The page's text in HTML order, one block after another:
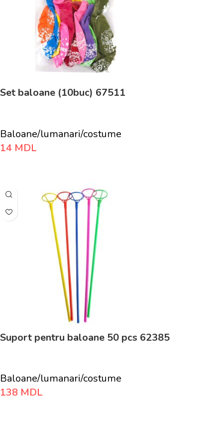
Set baloane (10buc) 67511
Baloane/lumanari/costume
14 MDL
Suport pentru baloane 50 pcs 62385
Baloane/lumanari/costume
138 MDL